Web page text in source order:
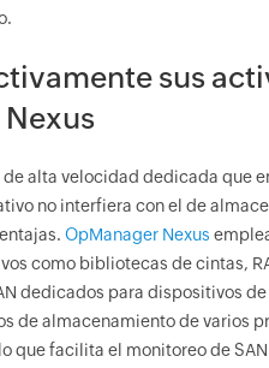
sus
de alta velocidad dedicada que
no interfiera con el de
OpManager Nexus
como bibliotecas de cintas,
dedicados para dispositivos
de almacenamiento de varios
facilita el monitoreo de